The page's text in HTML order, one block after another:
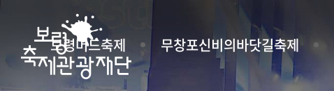
보령머드축제 무창포신비의바닷길축제